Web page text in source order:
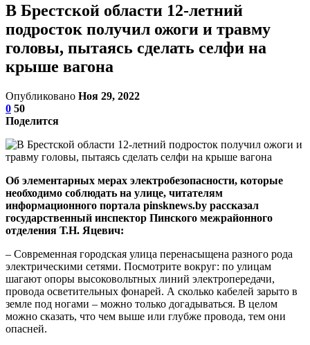
В Брестской области 12-летний
подросток получил ожоги и травму
головы, пытаясь сделать селфи на
крыше вагона
Опубликовано Ноя 29, 2022
0 50
Поделится
Об элементарных мерах электробезопасности, которые
необходимо соблюдать на улице, читателям
информационного портала pinsknews.by рассказал
государственный инспектор Пинского межрайонного
отделения Т.Н. Яцевич:
– Современная городская улица перенасыщена разного рода
электрическими сетями. Посмотрите вокруг: по улицам
шагают опоры высоковольтных линий электропередачи,
провода осветительных фонарей. А сколько кабелей зарыто в
земле под ногами – можно только догадываться. В целом
можно сказать, что чем выше или глубже провода, тем они
опасней.